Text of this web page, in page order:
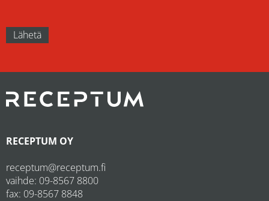
RECEPTUM OY
receptum@receptum.fi
vaihde: 09-8567 8800
fax: 09-8567 8848